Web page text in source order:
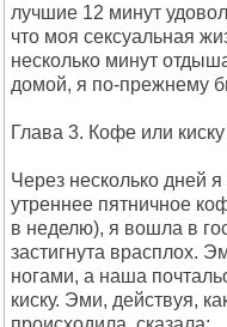
лучшие 12 минут
что моя сексуальная
несколько минут
домой, я по-прежнему
Глава 3. Кофе или киску
Через несколько дней
утреннее пятничное
в неделю), я вошла в
застигнута врасплох.
ногами, а наша
киску. Эми, действуя,